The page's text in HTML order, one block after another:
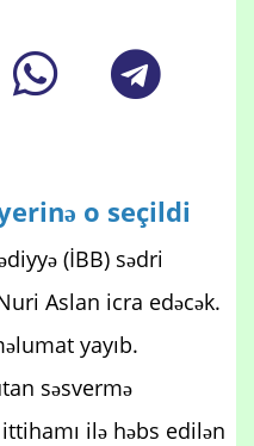
o seçildi
(İBB) sədri
Aslan icra edəcək.
yayıb.
səsvermə
ilə həbs edilən